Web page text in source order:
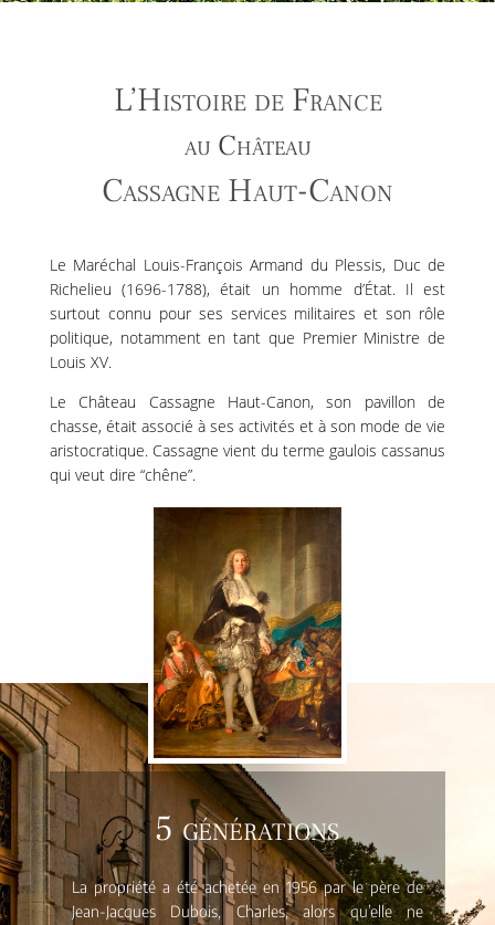
L’Histoire de France
au Château
Cassagne Haut-Canon
Le Maréchal Louis-François Armand du Plessis, Duc de
Richelieu (1696-1788), était un homme d’État. Il est
surtout connu pour ses services militaires et son rôle
politique, notamment en tant que Premier Ministre de
Louis XV.
Le Château Cassagne Haut-Canon, son pavillon de
chasse, était associé à ses activités et à son mode de vie
aristocratique. Cassagne vient du terme gaulois cassanus
qui veut dire “chêne”.
5 générations
La propriété a été achetée en 1956 par le père de
Jean-Jacques Dubois, Charles, alors qu’elle ne